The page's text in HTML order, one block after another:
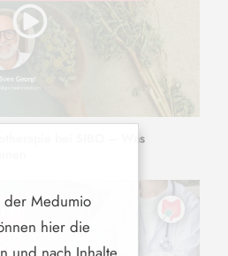
bei SIBO – Was
Medumio
hier die